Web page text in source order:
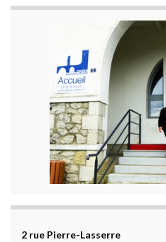
2 rue Pierre-Lasserre